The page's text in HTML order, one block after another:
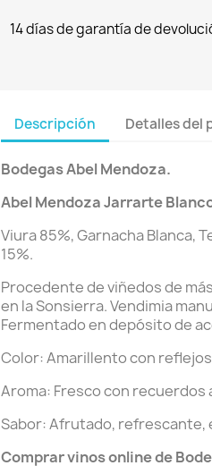
14 días de garantía de
Descripción Detalles del
Bodegas Abel Mendoza.
Abel Mendoza Jarrarte
Viura 85%, Garnacha Blanca,
15%.
Procedente de viñedos de
en la Sonsierra. Vendimia
Fermentado en depósito de
Color: Amarillento con
Aroma: Fresco con recuerdos
Sabor: Afrutado,
Comprar vinos online de